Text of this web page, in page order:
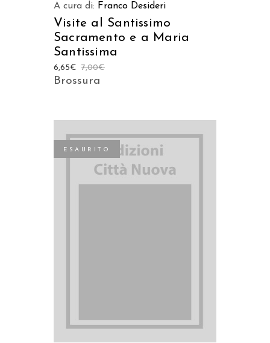
A cura di: Franco Desideri
Visite al Santissimo
Sacramento e a Maria
Santissima
7,00€
6,65€
Brossura
ESAURITO